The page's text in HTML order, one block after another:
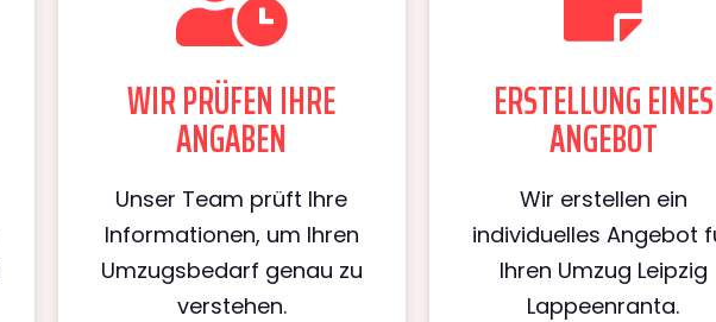
WIR PRÜFEN IHRE
ANGABEN
Unser Team prüft Ihre
Informationen, um Ihren
Umzugsbedarf genau zu
verstehen.
ERSTELLUNG EINES
ANGEBOT
Wir erstellen ein
individuelles Angebot
Ihren Umzug Leipzig
Lappeenranta.